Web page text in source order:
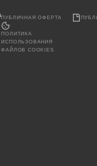
ПУБЛИЧНАЯ ОФЕРТА
ПОЛИТИКА
ИСПОЛЬЗОВАНИЯ
ФАЙЛОВ COOKIES